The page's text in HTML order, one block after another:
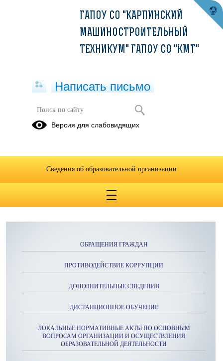
Козловская Н.М.
Качественные показатели
ОБРАЩЕНИЯ ГРАЖДАН
ПРОТИВОДЕЙСТВИЕ КОРРУПЦИИ
ДОПОЛНИТЕЛЬНЫЕ СВЕДЕНИЯ
ДИСТАНЦИОННОЕ ОБУЧЕНИЕ
ЛОКАЛЬНЫЕ НОРМАТИВНЫЕ АКТЫ ПО ОСНОВНЫМ
ВОПРОСАМ ОРГАНИЗАЦИИ И ОСУЩЕСТВЛЕНИЯ
ОБРАЗОВАТЕЛЬНОЙ ДЕЯТЕЛЬНОСТИ
ГАПОУ СО "КАРПИНСКИЙ
МАШИНОСТРОИТЕЛЬНЫЙ
ТЕХНИКУМ" ГАПОУ СО "КМТ"
Написать письмо
Версия для слабовидящих
Сведения об образовательной организации